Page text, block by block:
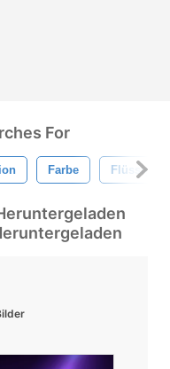
For
Farbe Flüssigkeit